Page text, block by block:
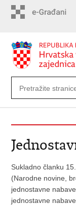
Sukladno članku
(Narodne novine,
jednostavne
jednostavne nabave.